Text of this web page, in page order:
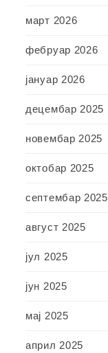
март 2026
фебруар 2026
јануар 2026
децембар 2025
новембар 2025
октобар 2025
септембар 2025
август 2025
јул 2025
јун 2025
мај 2025
април 2025